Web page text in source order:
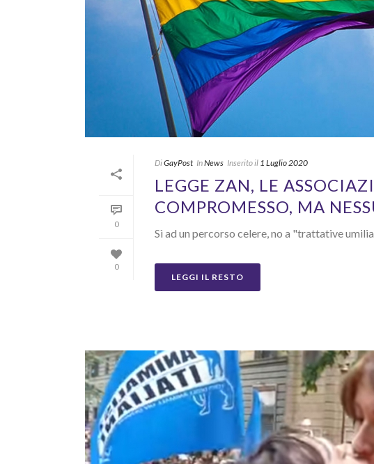
0
0
DiGayPost InNews Inserito il 1 Luglio 2020
LEGGE ZAN, LE
COMPROMESSO, MA
Sì ad un percorso celere, no a "trattative
LEGGI IL RESTO